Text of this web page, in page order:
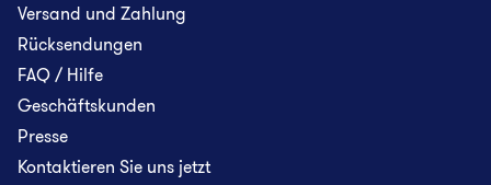
Versand und Zahlung
Rücksendungen
FAQ / Hilfe
Geschäftskunden
Presse
Kontaktieren Sie uns jetzt